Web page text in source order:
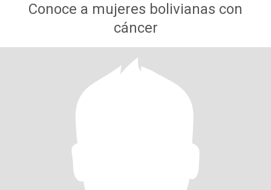
Conoce a mujeres bolivianas con
cáncer